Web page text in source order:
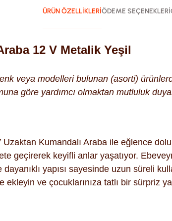
ÜRÜN ÖZELLİKLERİÖDEME SEÇENEKLERİ
12 V Metalik Yeşil
veya modelleri bulunan (asorti)
göre yardımcı olmaktan mutluluk
Kumandalı Araba ile eğlence
geçirerek keyifli anlar yaşatıyor.
yapısı sayesinde uzun süreli
ve çocuklarınıza tatlı bir sürpriz